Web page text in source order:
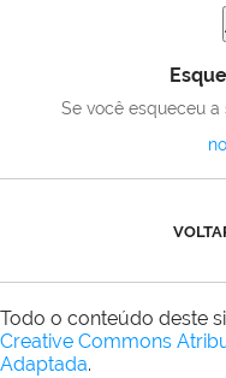
Se você esqueceu a
Todo o conteúdo deste
Creative Commons
Adaptada.